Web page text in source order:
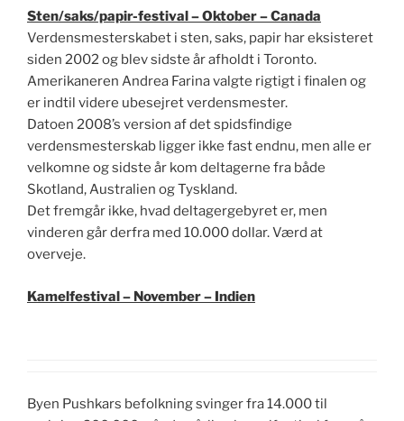
Sten/saks/papir-festival – Oktober – Canada
Verdensmesterskabet i sten, saks, papir har eksisteret
siden 2002 og blev sidste år afholdt i Toronto.
Amerikaneren Andrea Farina valgte rigtigt i finalen og
er indtil videre ubesejret verdensmester.
Datoen 2008’s version af det spidsfindige
verdensmesterskab ligger ikke fast endnu, men alle er
velkomne og sidste år kom deltagerne fra både
Skotland, Australien og Tyskland.
Det fremgår ikke, hvad deltagergebyret er, men
vinderen går derfra med 10.000 dollar. Værd at
overveje.
Kamelfestival – November – Indien
Byen Pushkars befolkning svinger fra 14.000 til